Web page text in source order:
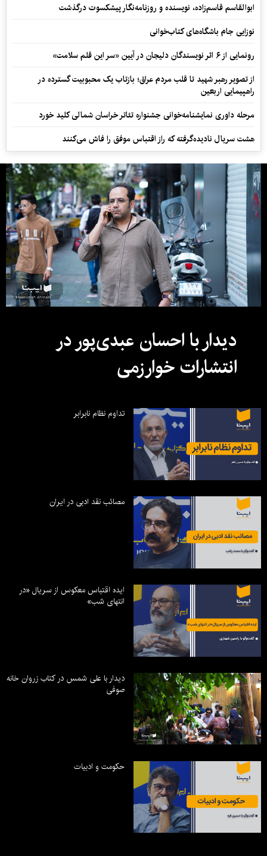
ابوالقاسم قاسم‌زاده، نویسنده و روزنامه‌نگار پیشکسوت درگذشت
نوزایی جام باشگاه‌های کتاب‌خوانی
رونمایی از ۶ اثر نویسندگان دلیجان در آیین «سر این قلم سلامت»
از تصویر رهبر شهید تا قلب مردم عراق؛ بازتاب یک محبوبیت گسترده در
راهپیمایی اربعین
مرحله داوری نمایشنامه‌خوانی جشنواره تئاتر خراسان شمالی کلید خورد
هشت سریال نادیده‌گرفته که راز اقتباس موفق را فاش می‌کنند
دیدار با احسان عبدی‌پور در
انتشارات خوارزمی
تداوم نظام نابرابر
مصائب نقد ادبی در ایران
ایده اقتباس معکوس از سریال «در
انتهای شب»
دیدار با علی شمس در کتاب زروان خانه
صوفی
حکومت و ادبیات